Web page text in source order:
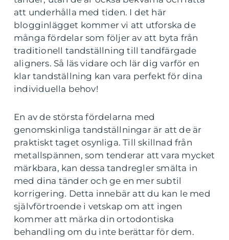
att underhålla med tiden. I det här
blogginlägget kommer vi att utforska de
många fördelar som följer av att byta från
traditionell tandställning till tandfärgade
aligners. Så läs vidare och lär dig varför en
klar tandställning kan vara perfekt för dina
individuella behov!
En av de största fördelarna med
genomskinliga tandställningar är att de är
praktiskt taget osynliga. Till skillnad från
metallspännen, som tenderar att vara mycket
märkbara, kan dessa tandregler smälta in
med dina tänder och ge en mer subtil
korrigering. Detta innebär att du kan le med
självförtroende i vetskap om att ingen
kommer att märka din ortodontiska
behandling om du inte berättar för dem.